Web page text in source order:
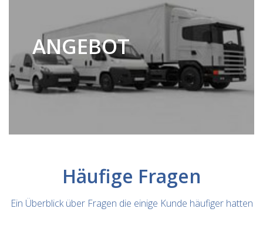
ANGEBOT
Häufige Fragen
Ein Überblick über Fragen die einige Kunde häufiger hatten